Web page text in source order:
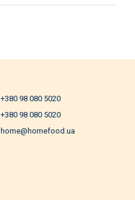
+380 98 080 5020
+380 98 080 5020
home@homefood.ua